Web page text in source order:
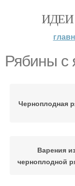
ИДЕИ
Рябины с
Черноплодная
Варения
черноплодной